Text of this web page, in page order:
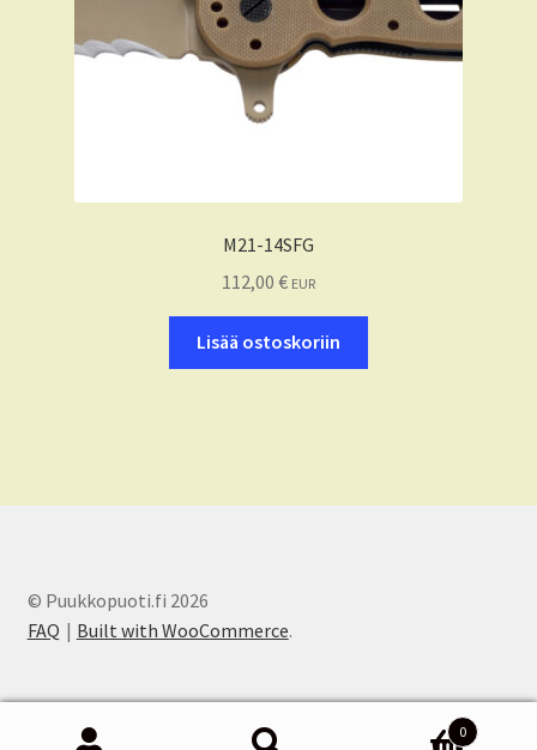
M21-14SFG
112,00 € EUR
Lisää ostoskoriin
© Puukkopuoti.fi 2026
FAQ
Built with WooCommerce.
0